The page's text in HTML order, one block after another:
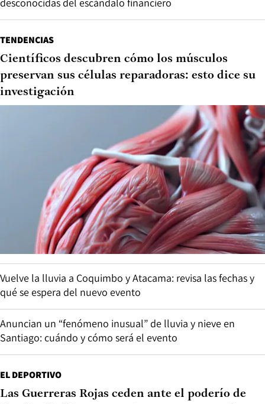
desconocidas del escándalo financiero
TENDENCIAS
Científicos descubren cómo los músculos
preservan sus células reparadoras: esto dice su
investigación
Vuelve la lluvia a Coquimbo y Atacama: revisa las fechas y
qué se espera del nuevo evento
Anuncian un “fenómeno inusual” de lluvia y nieve en
Santiago: cuándo y cómo será el evento
EL DEPORTIVO
Las Guerreras Rojas ceden ante el poderío de